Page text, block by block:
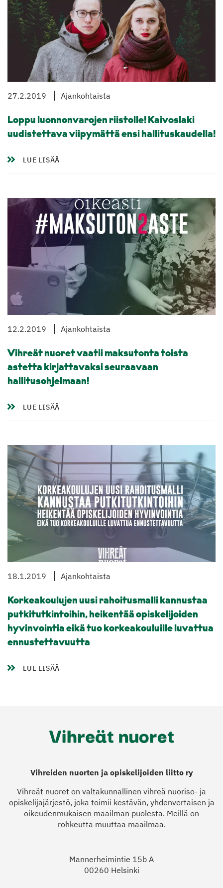
27.2.2019 Ajankohtaista
Loppu luonnonvarojen riistolle! Kaivoslaki
uudistettava viipymättä ensi hallituskaudella!
LUE LISÄÄ
12.2.2019 Ajankohtaista
Vihreät nuoret vaatii maksutonta toista
astetta kirjattavaksi seuraavaan
hallitusohjelmaan!
LUE LISÄÄ
18.1.2019 Ajankohtaista
Korkeakoulujen uusi rahoitusmalli kannustaa
putkitutkintoihin, heikentää opiskelijoiden
hyvinvointia eikä tuo korkeakouluille luvattua
ennustettavuutta
LUE LISÄÄ
Vihreiden nuorten ja opiskelijoiden liitto ry
Vihreät nuoret on valtakunnallinen vihreä nuoriso- ja
opiskelijajärjestö, joka toimii kestävän, yhdenvertaisen ja
oikeudenmukaisen maailman puolesta. Meillä on
rohkeutta muuttaa maailmaa.
Mannerheimintie 15b A
00260 Helsinki